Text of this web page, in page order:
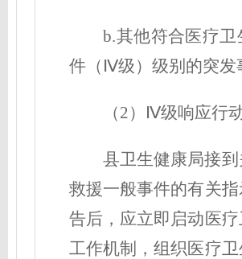
b.其他符合医疗
件（Ⅳ级）级别的突发
（2）Ⅳ级响应行
县卫生健康局接
救援一般事件的有关
告后，应立即启动医
工作机制，组织医疗